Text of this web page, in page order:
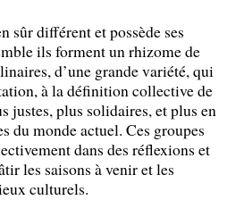
sûr différent et possède ses
ils forment un rhizome de
d’une grande variété, qui
à la définition collective de
justes, plus solidaires, et plus en
du monde actuel. Ces groupes
dans des réflexions et
les saisons à venir et les
culturels.